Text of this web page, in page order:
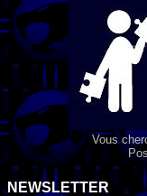
Vous
NEWSLETTER